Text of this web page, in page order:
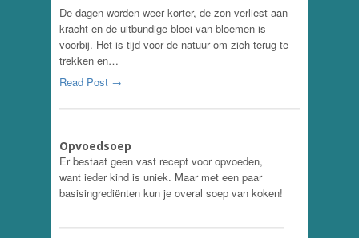
De dagen worden weer korter, de zon verliest aan
kracht en de uitbundige bloei van bloemen is
voorbij. Het is tijd voor de natuur om zich terug te
trekken en…
Read Post →
Opvoedsoep
Er bestaat geen vast recept voor opvoeden,
want ieder kind is uniek. Maar met een paar
basisingrediënten kun je overal soep van koken!